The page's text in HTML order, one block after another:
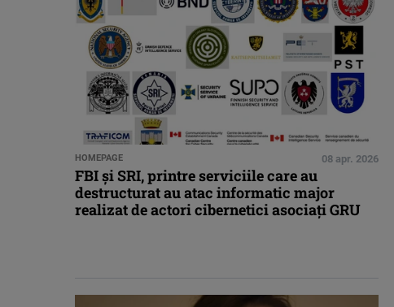
HOMEPAGE 08 apr. 2026
FBI și SRI, printre serviciile care au
destructurat au atac informatic major
realizat de actori cibernetici asociați GRU